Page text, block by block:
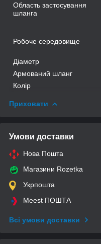
Область застосування
шланга
Робоче середовище
Діаметр
Армований шланг
Колір
Приховати
Умови доставки
Нова Пошта
Магазини Rozetka
Укрпошта
Meest ПОШТА
Всі умови доставки